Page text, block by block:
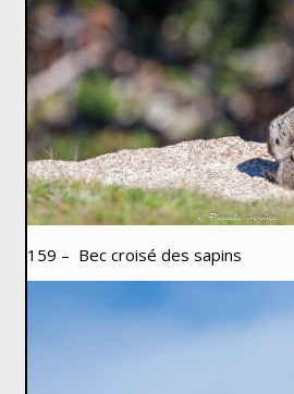
159 – Bec croisé des sapins